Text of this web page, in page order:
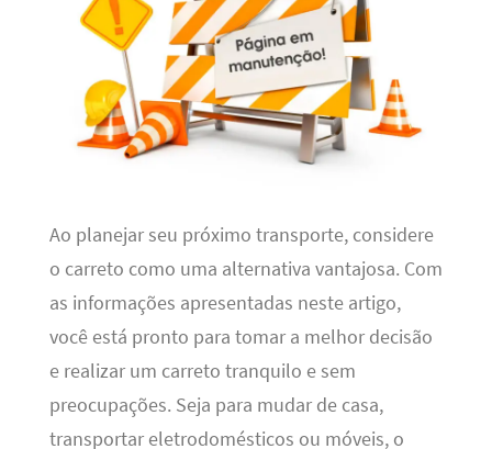
Ao planejar seu próximo transporte, considere
o carreto como uma alternativa vantajosa. Com
as informações apresentadas neste artigo,
você está pronto para tomar a melhor decisão
e realizar um carreto tranquilo e sem
preocupações. Seja para mudar de casa,
transportar eletrodomésticos ou móveis, o